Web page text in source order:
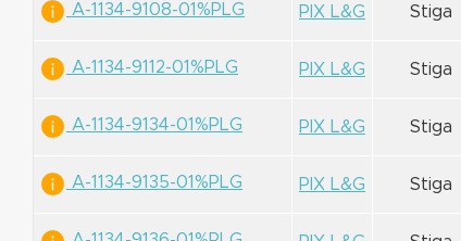
A-1134-9108-01%PLG PIX L&G Stiga
A-1134-9112-01%PLG PIX L&G Stiga
A-1134-9134-01%PLG PIX L&G Stiga
A-1134-9135-01%PLG PIX L&G Stiga